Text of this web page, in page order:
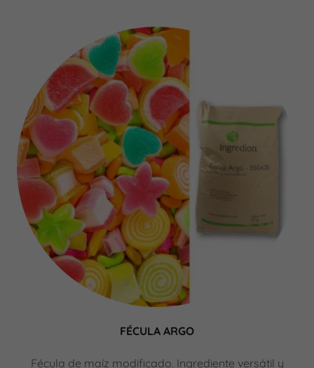
FÉCULA ARGO
Fécula de maíz modificado. Ingrediente versátil y